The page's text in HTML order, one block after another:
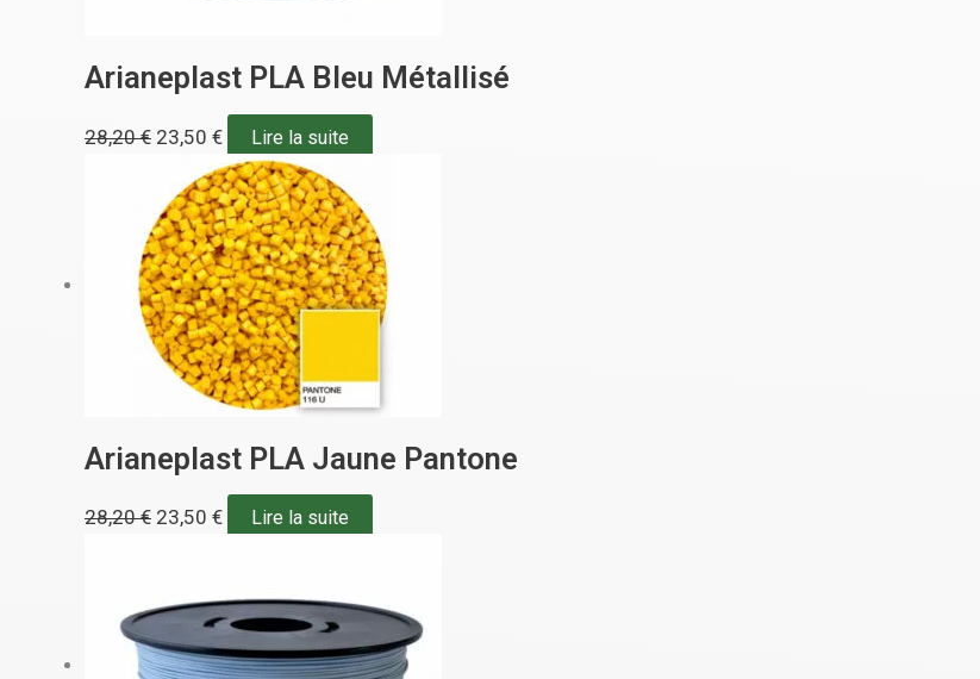
Arianeplast PLA Bleu Métallisé
28,20€ 23,50 € Lire la suite
Arianeplast PLA Jaune Pantone
28,20€ 23,50 € Lire la suite